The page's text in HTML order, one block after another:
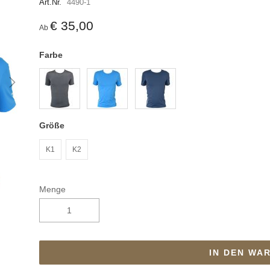
Art.Nr. 4490-1
Ab € 35,00
Farbe
Größe
K1 K2
Menge
IN DEN